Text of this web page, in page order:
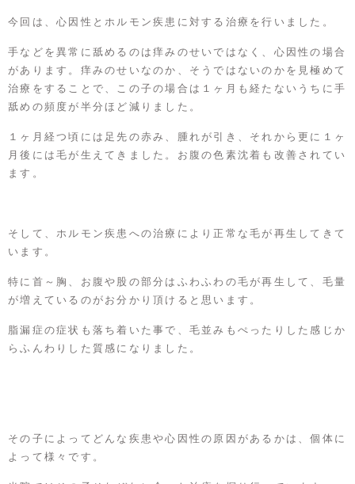
今回は、心因性とホルモン疾患に対する治療を行いました。
手などを異常に舐めるのは痒みのせいではなく、心因性の場合
があります。痒みのせいなのか、そうではないのかを見極めて
治療をすることで、この子の場合は１ヶ月も経たないうちに手
舐めの頻度が半分ほど減りました。
１ヶ月経つ頃には足先の赤み、腫れが引き、それから更に１ヶ
月後には毛が生えてきました。お腹の色素沈着も改善されてい
ます。
そして、ホルモン疾患への治療により正常な毛が再生してきて
います。
特に首～胸、お腹や股の部分はふわふわの毛が再生して、毛量
が増えているのがお分かり頂けると思います。
脂漏症の症状も落ち着いた事で、毛並みもぺったりした感じか
らふんわりした質感になりました。
その子によってどんな疾患や心因性の原因があるかは、個体に
よって様々です。